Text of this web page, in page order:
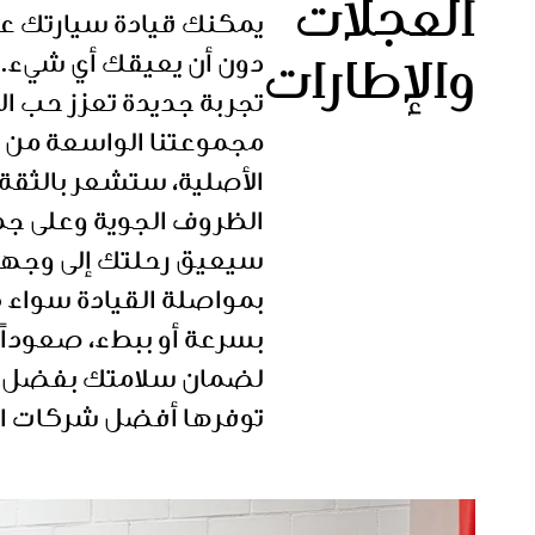
العجلات
والإطارات
يمكنك قيادة سيارتك
دون أن يعيقك أي
تجربة جديدة تعزز حب
الأصلية، ستشعر بالثقة
الظروف الجوية وعلى
سيعيق رحلتك إلى
بمواصلة القيادة
بسرعة أو ببطء، صعوداً
لضمان سلامتك بفضل
توفرها أفضل شركات